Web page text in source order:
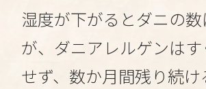
湿度が下がるとダニの
が、ダニアレルゲンは
せず、数か月間残り続け